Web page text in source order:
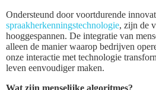
Ondersteund door voortdurende
spraakherkenningstechnologie, zijn de
hooggespannen. De integratie van
alleen de manier waarop bedrijven
onze interactie met technologie
leven eenvoudiger maken.
Wat zijn menselijke algoritmes?